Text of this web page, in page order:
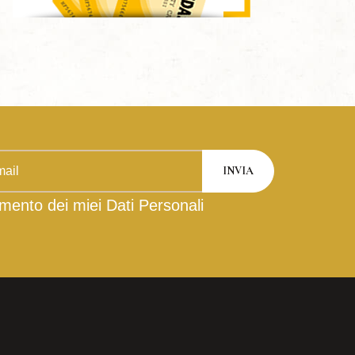
dei miei Dati Personali